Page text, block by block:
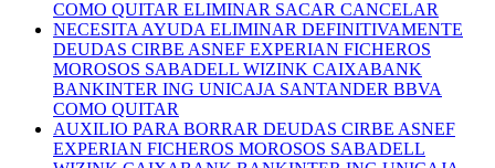
COMO QUITAR ELIMINAR SACAR CANCELAR
NECESITA AYUDA ELIMINAR DEFINITIVAMENTE
DEUDAS CIRBE ASNEF EXPERIAN FICHEROS
MOROSOS SABADELL WIZINK CAIXABANK
BANKINTER ING UNICAJA SANTANDER BBVA
COMO QUITAR
AUXILIO PARA BORRAR DEUDAS CIRBE ASNEF
EXPERIAN FICHEROS MOROSOS SABADELL